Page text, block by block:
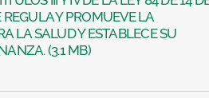
Y PROMUEVE LA
LA SALUD Y ESTABLECE SU
(3.1 MB)